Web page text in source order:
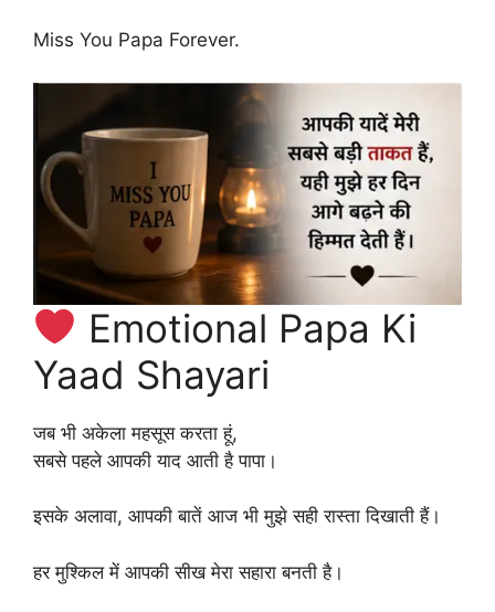
Miss You Papa Forever.
Emotional Papa Ki
Yaad Shayari
जब भी अकेला महसूस करता हूं,
सबसे पहले आपकी याद आती है पापा।
इसके अलावा, आपकी बातें आज भी मुझे सही रास्ता दिखाती हैं।
हर मुश्किल में आपकी सीख मेरा सहारा बनती है।